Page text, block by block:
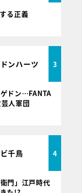
る正義
ンハーツ 3
ゲドン…FANTA
人軍団
千鳥 4
門」江戸時代